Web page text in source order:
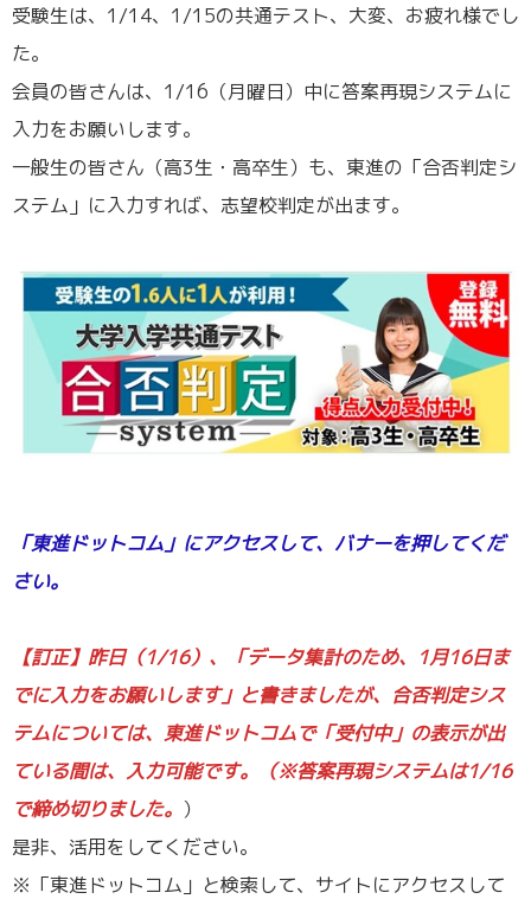
受験生は、1/14、1/15の共通テスト、大変、お疲れ様でし
た。
会員の皆さんは、1/16（月曜日）中に答案再現システムに
入力をお願いします。
一般生の皆さん（高3生・高卒生）も、東進の「合否判定シ
ステム」に入力すれば、志望校判定が出ます。
「東進ドットコム」にアクセスして、バナーを押してくだ
さい。
【訂正】昨日（1/16）、「データ集計のため、1月16日ま
でに入力をお願いします」と書きましたが、合否判定シス
テムについては、東進ドットコムで「受付中」の表示が出
ている間は、入力可能です。（※答案再現システムは1/16
で締め切りました。 ）
是非、活用をしてください。
※「東進ドットコム」と検索して、サイトにアクセスして